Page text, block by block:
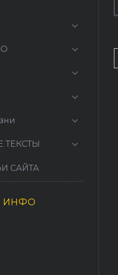
САЙТА
ИНФО